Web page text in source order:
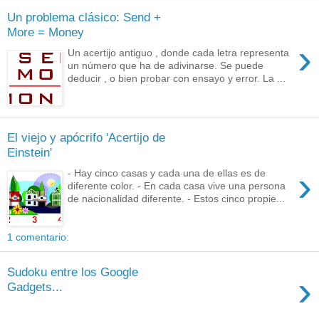
Un problema clásico: Send +
More = Money
›
Un acertijo antiguo , donde cada letra representa
un número que ha de adivinarse. Se puede
deducir , o bien probar con ensayo y error. La ...
El viejo y apócrifo 'Acertijo de
Einstein'
›
- Hay cinco casas y cada una de ellas es de
diferente color. - En cada casa vive una persona
de nacionalidad diferente. - Estos cinco propie...
1 comentario:
Sudoku entre los Google
Gadgets...
›